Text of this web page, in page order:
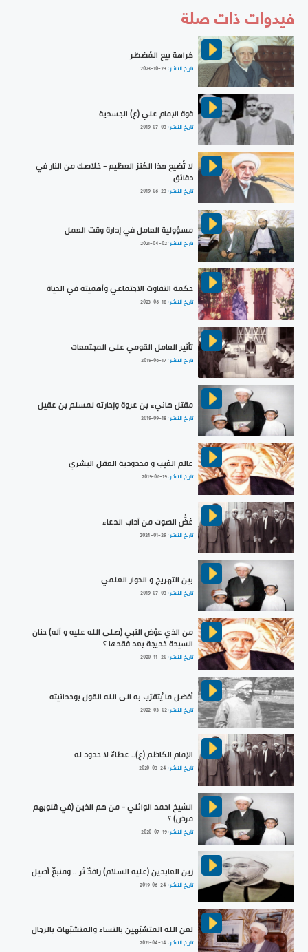
فيدوات ذات صلة
كراهة بيع المُضطَر
تاريخ النشر :2023-10-23
قوة الإمام علي (ع) الجسدية
تاريخ النشر :2019-07-03
لا تُضيع هذا الكنز العظيم - خلاصك من النار في
دقائق
تاريخ النشر :2019-06-23
مسؤولية العامل في إدارة وقت العمل
تاريخ النشر :2021-04-02
حكمة التفاوت الاجتماعي وأهميته في الحياة
تاريخ النشر :2023-06-18
تأثير العامل القومي على المجتمعات
تاريخ النشر :2019-06-17
مقتل هانيء بن عروة وإجارته لمسلم بن عقيل
تاريخ النشر :2019-09-18
عالم الغيب و محدودية العقل البشري
تاريخ النشر :2019-06-19
غضُّ الصوت من آداب الدعاء
تاريخ النشر :2024-01-29
بين التهريج و الحوار العلمي
تاريخ النشر :2019-07-03
من الذي عوّض النبي (صلى الله عليه و آله) حنان
السيدة خديجة بعد فقدها ؟
تاريخ النشر :2020-11-20
أفضل ما يُتقرّب به الى الله القول بوحدانيته
تاريخ النشر :2022-03-02
الإمام الكاظم (ع).. عطاءٌ لا حدود له
تاريخ النشر : 2020-03-24
الشيخ احمد الوائلي - من هم الذين (في قلوبهم
مرض) ؟
تاريخ النشر :2020-07-19
زين العابدين (عليه السلام) رافدٌ ثر .. ومنبعٌ أصيل
تاريخ النشر : 2019-06-24
لعن الله المتشبّهين بالنساء والمتشبّهات بالرجال
تاريخ النشر : 2021-04-14